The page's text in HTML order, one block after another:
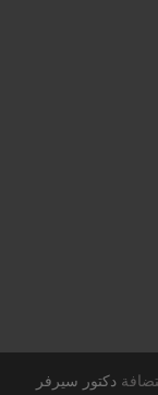
دكتور سيرفر